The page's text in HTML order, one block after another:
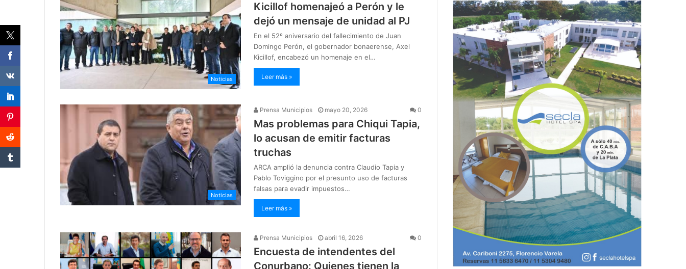
Noticias
Kicillof homenajeó a Perón y le
dejó un mensaje de unidad al PJ
En el 52º aniversario del fallecimiento de Juan
Domingo Perón, el gobernador bonaerense, Axel
Kicillof, encabezó un homenaje en el…
Leer más »
Noticias
Prensa Municipios mayo 20, 2026 0
Mas problemas para Chiqui Tapia,
lo acusan de emitir facturas
truchas
ARCA amplió la denuncia contra Claudio Tapia y
Pablo Toviggino por el presunto uso de facturas
falsas para evadir impuestos…
Leer más »
Prensa Municipios abril 16, 2026 0
Encuesta de intendentes del
Conurbano: Quienes tienen la